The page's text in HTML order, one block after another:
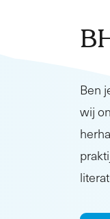
Ben
wij